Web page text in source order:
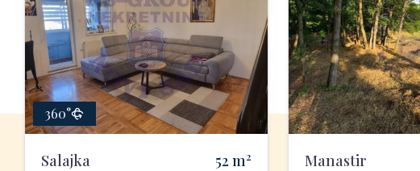
360°
Salajka 52 m2
Manastir